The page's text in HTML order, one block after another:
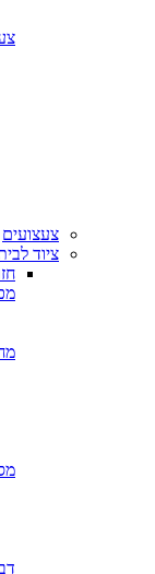
צעצועים
ציוד